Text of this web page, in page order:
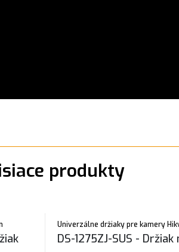
produkty
Univerzálne držiaky pre kamery
DS-1275ZJ-SUS -